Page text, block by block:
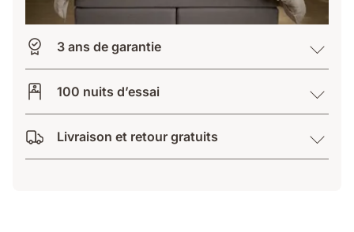
3 ans de garantie
100 nuits d’essai
Livraison et retour gratuits